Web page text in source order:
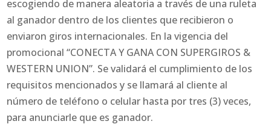
escogiendo de manera aleatoria a través de una ruleta
al ganador dentro de los clientes que recibieron o
enviaron giros internacionales. En la vigencia del
promocional “CONECTA Y GANA CON SUPERGIROS &
WESTERN UNION”. Se validará el cumplimiento de los
requisitos mencionados y se llamará al cliente al
número de teléfono o celular hasta por tres (3) veces,
para anunciarle que es ganador.